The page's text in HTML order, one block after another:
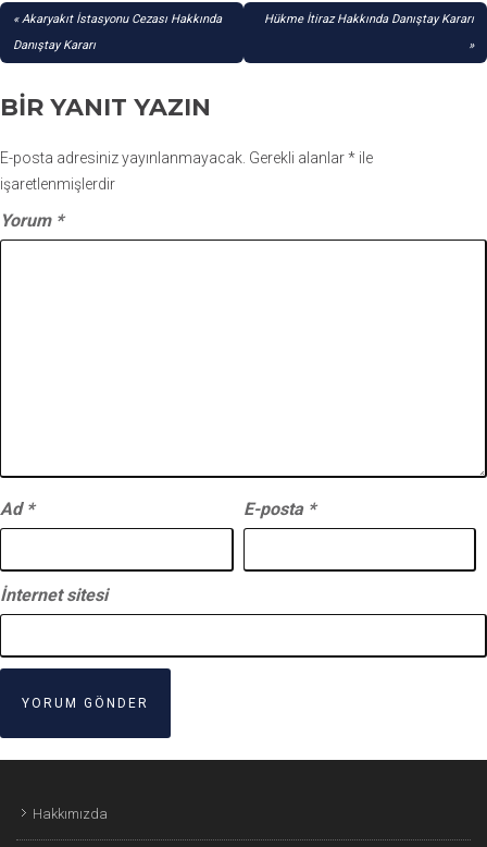
YAZI
GEZINMESI
Akaryakıt İstasyonu Cezası Hakkında
Danıştay Kararı
Hükme İtiraz Hakkında Danıştay Kararı
BIR YANIT YAZIN
E-posta adresiniz yayınlanmayacak. Gerekli alanlar* ile
işaretlenmişlerdir
Yorum *
Ad * E-posta *
İnternet sitesi
Hakkımızda